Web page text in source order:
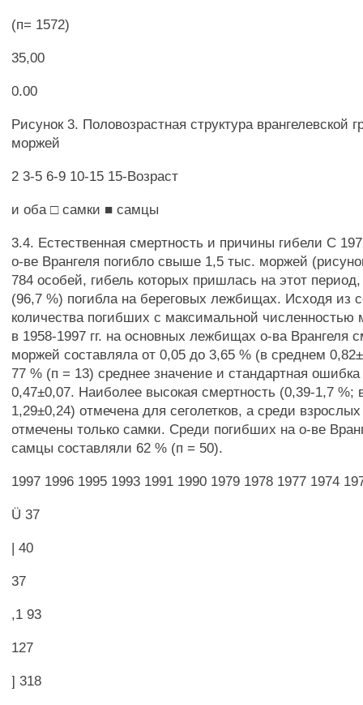
(п= 1572)
35,00
0.00
Рисунок 3. Половозрастная структура врангелевской
моржей
2 3-5 6-9 10-15 15-Возраст
и оба □ самки ■ самцы
3.4. Естественная смертность и причины гибели С
о-ве Врангеля погибло свыше 1,5 тыс. моржей
784 особей, гибель которых пришлась на этот
(96,7 %) погибла на береговых лежбищах. Исходя из
количества погибших с максимальной численностью
в 1958-1997 гг. на основных лежбищах о-ва Врангеля
моржей составляла от 0,05 до 3,65 % (в среднем
77 % (п = 13) среднее значение и стандартная
0,47±0,07. Наиболее высокая смертность (0,39-1,7 %;
1,29±0,24) отмечена для сеголетков, а среди
отмечены только самки. Среди погибших на о-ве
самцы составляли 62 % (п = 50).
1997 1996 1995 1993 1991 1990 1979 1978 1977 1974
Ü 37
| 40
37
,1 93
127
] 318